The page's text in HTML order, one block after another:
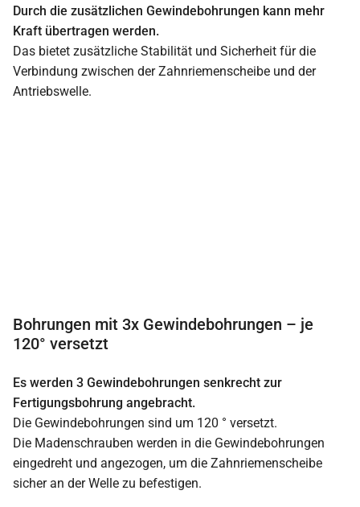
Durch die zusätzlichen Gewindebohrungen kann mehr
Kraft übertragen werden.
Das bietet zusätzliche Stabilität und Sicherheit für die
Verbindung zwischen der Zahnriemenscheibe und der
Antriebswelle.
Bohrungen mit 3x Gewindebohrungen – je
120° versetzt
Es werden 3 Gewindebohrungen senkrecht zur
Fertigungsbohrung angebracht.
Die Gewindebohrungen sind um 120 ° versetzt.
Die Madenschrauben werden in die Gewindebohrungen
eingedreht und angezogen, um die Zahnriemenscheibe
sicher an der Welle zu befestigen.